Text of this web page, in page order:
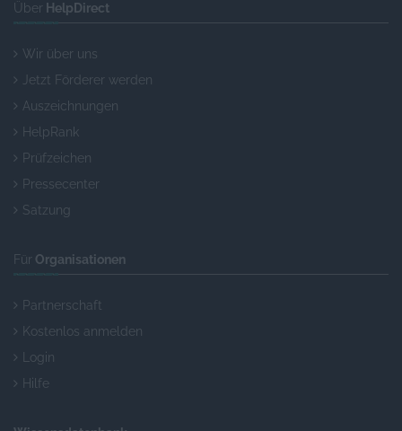
Über HelpDirect
Wir über uns
Jetzt Förderer werden
Auszeichnungen
HelpRank
Prüfzeichen
Pressecenter
Satzung
Für Organisationen
Partnerschaft
Kostenlos anmelden
Login
Hilfe